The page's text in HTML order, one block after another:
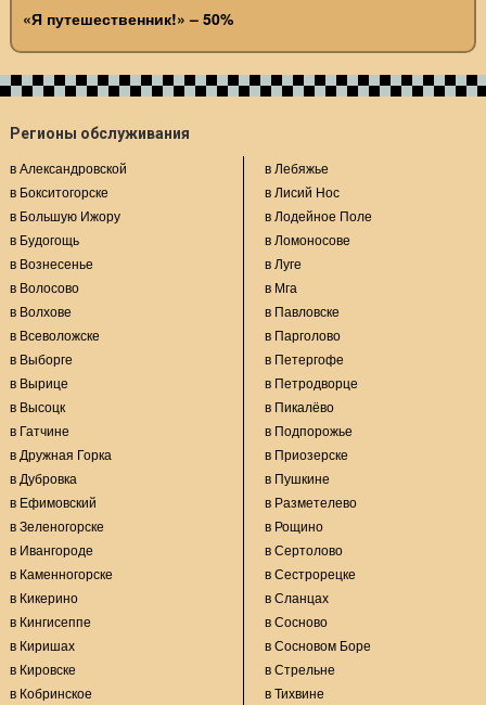
«Я путешественник!» – 50%
Регионы обслуживания
в Александровской
в Бокситогорске
в Большую Ижору
в Будогощь
в Вознесенье
в Волосово
в Волхове
в Всеволожске
в Выборге
в Вырице
в Высоцк
в Гатчине
в Дружная Горка
в Дубровка
в Ефимовский
в Зеленогорске
в Ивангороде
в Каменногорске
в Кикерино
в Кингисеппе
в Киришах
в Кировске
в Кобринское
в Лебяжье
в Лисий Нос
в Лодейное Поле
в Ломоносове
в Луге
в Мга
в Павловске
в Парголово
в Петергофе
в Петродворце
в Пикалёво
в Подпорожье
в Приозерске
в Пушкине
в Разметелево
в Рощино
в Сертолово
в Сестрорецке
в Сланцах
в Сосново
в Сосновом Боре
в Стрельне
в Тихвине